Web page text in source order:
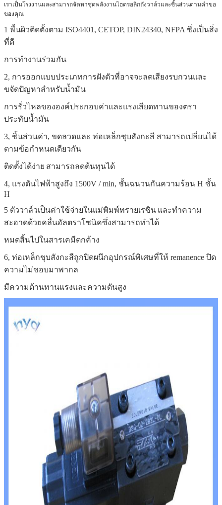
เราเป็นโรงงานและสามารถจัดหาชุดพลังงานไฮดรอลิกถังวาล์วและชิ้นส่วนตามคำขอ
ของคุณ
1 พื้นผิวติดตั้งตาม ISO4401, CETOP, DIN24340, NFPA ซึ่งเป็นสิ่ง
ที่ดี
การทำงานร่วมกัน
2, การออกแบบประเภทการฝังตัวที่อาจจะลดเสียงรบกวนและ
ขจัดปัญหาสำหรับน้ำมัน
การรั่วไหลขององค์ประกอบค่าและแรงเสียดทานของตรา
ประทับน้ำมัน
3, ชิ้นส่วนค่า, ขดลวดและ ท่อเหล็กชุบสังกะสี สามารถเปลี่ยนได้
ตามข้อกำหนดเดียวกัน
ติดตั้งได้ง่าย สามารถลดต้นทุนได้
4, แรงดันไฟฟ้าสูงถึง 1500V / min, ชั้นฉนวนกันความร้อน H ชั้น
H
5 ตัววาล์วเป็นค่าใช้จ่ายในแม่พิมพ์ทรายเรซิน และทำความ
สะอาดด้วยคลื่นอัลตราโซนิคซึ่งสามารถทำได้
หมดสิ้นไปในสารเคมีตกค้าง
6, ท่อเหล็กชุบสังกะสีถูกปิดผนึกอุปกรณ์พิเศษที่ให้ remanence ปิด
ความไม่ชอบมาพากล
มีความต้านทานแรงและความดันสูง